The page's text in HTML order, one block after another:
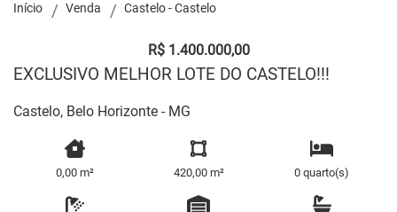
Início Venda Castelo - Castelo
R$ 1.400.000,00
EXCLUSIVO MELHOR LOTE DO CASTELO!!!
Castelo, Belo Horizonte - MG
0,00 m² 420,00 m² 0 quarto(s)